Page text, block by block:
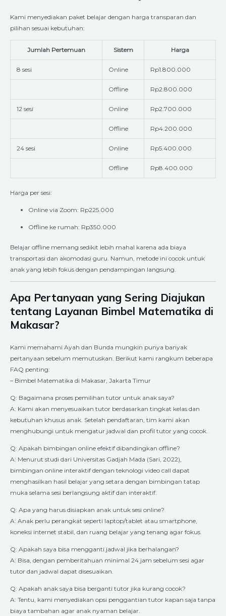
Kami menyediakan paket belajar dengan harga transparan dan
pilihan sesuai kebutuhan:
Jumlah Pertemuan Sistem Harga
8 sesi Online Rp1.800.000
Offline Rp2.800.000
12 sesi Online Rp2.700.000
Offline Rp4.200.000
24 sesi Online Rp5.400.000
Offline Rp8.400.000
Harga per sesi:
Online via Zoom: Rp225.000
Offline ke rumah: Rp350.000
Belajar offline memang sedikit lebih mahal karena ada biaya
transportasi dan akomodasi guru. Namun, metode ini cocok untuk
anak yang lebih fokus dengan pendampingan langsung.
Apa Pertanyaan yang Sering Diajukan
tentang Layanan Bimbel Matematika di
Makasar?
Kami memahami Ayah dan Bunda mungkin punya banyak
pertanyaan sebelum memutuskan. Berikut kami rangkum beberapa
FAQ penting:
– Bimbel Matematika di Makasar, Jakarta Timur
Q: Bagaimana proses pemilihan tutor untuk anak saya?
A: Kami akan menyesuaikan tutor berdasarkan tingkat kelas dan
kebutuhan khusus anak. Setelah pendaftaran, tim kami akan
menghubungi untuk mengatur jadwal dan profil tutor yang cocok.
Q: Apakah bimbingan online efektif dibandingkan offline?
A: Menurut studi dari Universitas Gadjah Mada (Sari, 2022),
bimbingan online interaktif dengan teknologi video call dapat
menghasilkan hasil belajar yang setara dengan bimbingan tatap
muka selama sesi berlangsung aktif dan interaktif.
Q: Apa yang harus disiapkan anak untuk sesi online?
A: Anak perlu perangkat seperti laptop/tablet atau smartphone,
koneksi internet stabil, dan ruang belajar yang tenang agar fokus.
Q: Apakah saya bisa mengganti jadwal jika berhalangan?
A: Bisa, dengan pemberitahuan minimal 24 jam sebelum sesi agar
tutor dan jadwal dapat disesuaikan.
Q: Apakah anak saya bisa berganti tutor jika kurang cocok?
A: Tentu, kami menyediakan opsi penggantian tutor kapan saja tanpa
biaya tambahan agar anak nyaman belajar.